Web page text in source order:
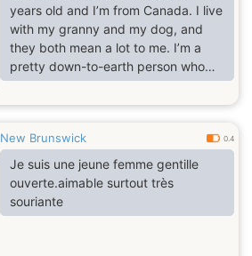
years old and I’m from Canada. I live
with my granny and my dog, and
they both mean a lot to me. I’m a
pretty down-to-earth person who
enjoys simple things and good
company.
New Brunswick 0.4
Je suis une jeune femme gentille
ouverte.aimable surtout très
souriante